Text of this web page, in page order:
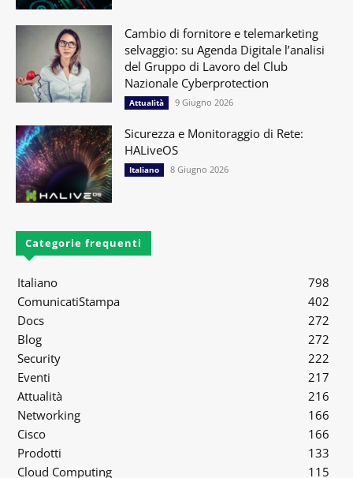
Cambio di fornitore e telemarketing
selvaggio: su Agenda Digitale l’analisi
del Gruppo di Lavoro del Club
Nazionale Cyberprotection
Attualità 9 Giugno 2026
Sicurezza e Monitoraggio di Rete:
HALiveOS
Italiano 8 Giugno 2026
Categorie frequenti
Italiano
798
ComunicatiStampa
402
Docs
272
Blog
272
Security
222
Eventi
217
Attualità
216
Networking
166
Cisco
166
Prodotti
133
Cloud Computing
115